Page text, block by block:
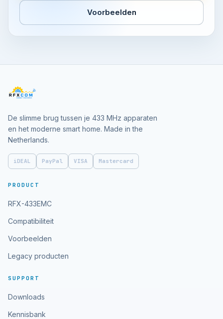
Voorbeelden
De slimme brug tussen je 433 MHz apparaten
en het moderne smart home. Made in the
Netherlands.
iDEAL PayPal VISA Mastercard
PRODUCT
RFX-433EMC
Compatibiliteit
Voorbeelden
Legacy producten
SUPPORT
Downloads
Kennisbank